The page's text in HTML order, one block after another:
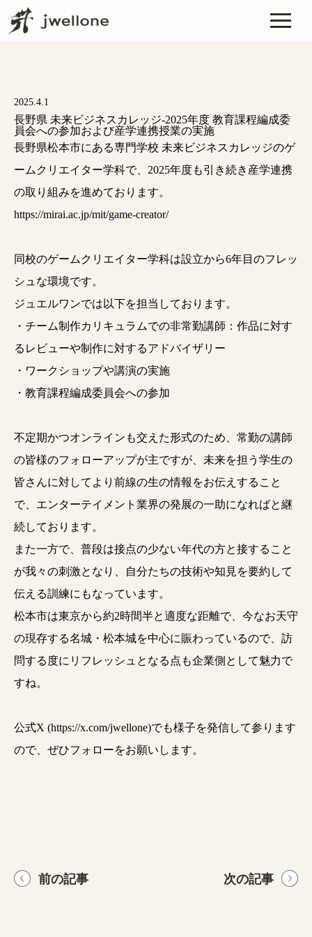
2025.4.1
長野県 未来ビジネスカレッジ-2025年度 教育課程編成委
員会への参加および産学連携授業の実施
長野県松本市にある専門学校 未来ビジネスカレッジのゲ
ームクリエイター学科で、2025年度も引き続き産学連携
の取り組みを進めております。
https://mirai.ac.jp/mit/game-creator/
同校のゲームクリエイター学科は設立から6年目のフレッ
シュな環境です。
ジュエルワンでは以下を担当しております。
・チーム制作カリキュラムでの非常勤講師：作品に対す
るレビューや制作に対するアドバイザリー
・ワークショップや講演の実施
・教育課程編成委員会への参加
不定期かつオンラインも交えた形式のため、常勤の講師
の皆様のフォローアップが主ですが、未来を担う学生の
皆さんに対してより前線の生の情報をお伝えすること
で、エンターテイメント業界の発展の一助になればと継
続しております。
また一方で、普段は接点の少ない年代の方と接すること
が我々の刺激となり、自分たちの技術や知見を要約して
伝える訓練にもなっています。
松本市は東京から約2時間半と適度な距離で、今なお天守
の現存する名城・松本城を中心に賑わっているので、訪
問する度にリフレッシュとなる点も企業側として魅力で
すね。
公式X (https://x.com/jwellone)でも様子を発信して参ります
ので、ぜひフォローをお願いします。
前の記事 次の記事